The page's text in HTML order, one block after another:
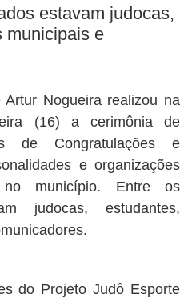
estavam judocas,
municipais e
Nogueira realizou na
(16) a cerimônia de
de Congratulações e
e organizações
município. Entre os
judocas, estudantes,
do Projeto Judô Esporte